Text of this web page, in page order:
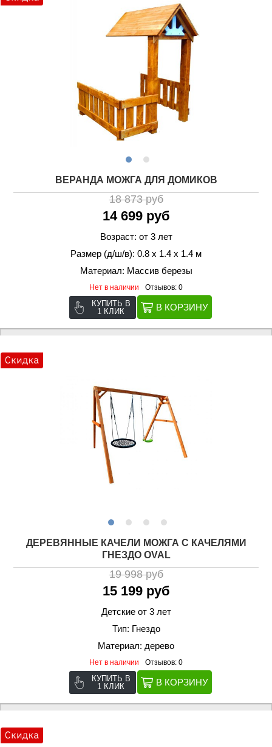
ВЕРАНДА МОЖГА ДЛЯ ДОМИКОВ
18 873 руб
14 699 руб
Возраст: от 3 лет
Размер (д/ш/в): 0.8 х 1.4 х 1.4 м
Материал: Массив березы
Нет в наличии Отзывов: 0
КУПИТЬ В
1 КЛИК
ДЕРЕВЯННЫЕ КАЧЕЛИ МОЖГА С КАЧЕЛЯМИ
ГНЕЗДО OVAL
19 998 руб
15 199 руб
Детские от 3 лет
Тип: Гнездо
Материал: дерево
Нет в наличии Отзывов: 0
КУПИТЬ В
1 КЛИК